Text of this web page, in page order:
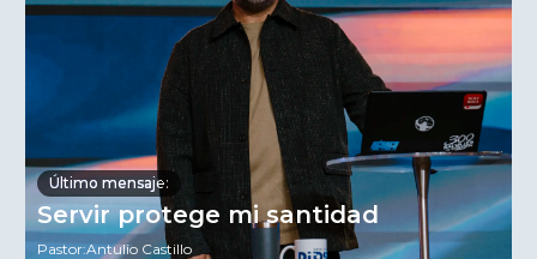
Último mensaje:
Servir protege mi santidad
Pastor:Antulio Castillo